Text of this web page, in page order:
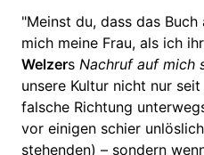
"Meinst du, dass das
mich meine Frau, als ich
Welzers Nachruf auf mich
unsere Kultur nicht nur
falsche Richtung
vor einigen schier
stehenden) – sondern